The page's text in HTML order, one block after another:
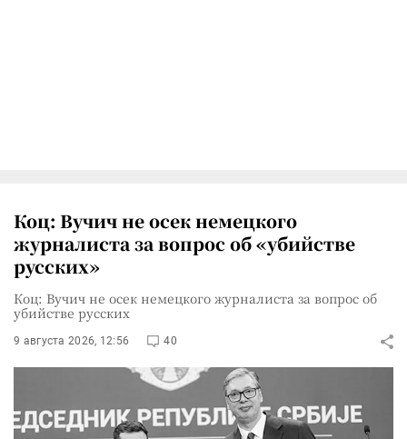
Коц: Вучич не осек немецкого
журналиста за вопрос об «убийстве
русских»
Коц: Вучич не осек немецкого журналиста за вопрос об
убийстве русских
9 августа 2026, 12:56 40